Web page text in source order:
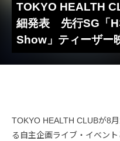
TOKYO HEALTH
細発表 先行SG「
Show」ティーザー
TOKYO HEALTH CLUBが8
る自主企画ライブ・イベン